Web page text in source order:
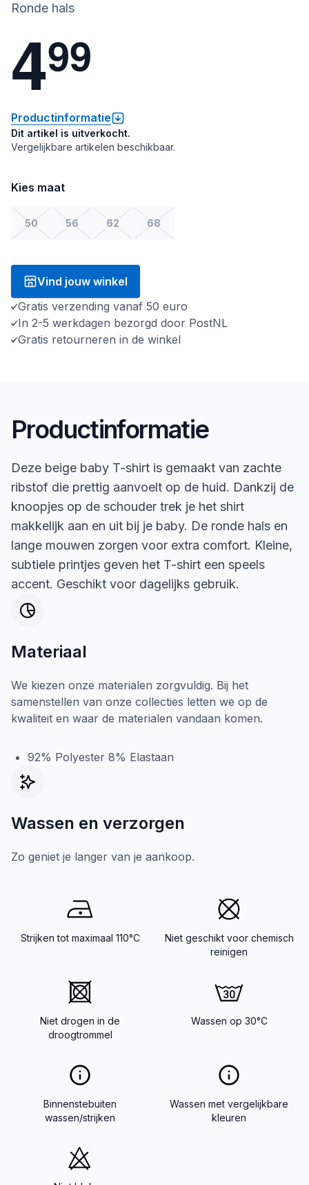
Ronde hals
499
Productinformatie
Dit artikel is uitverkocht.
Vergelijkbare artikelen beschikbaar.
Kies maat
50 56 62 68
Vind jouw winkel
Gratis verzending vanaf 50 euro
In 2-5 werkdagen bezorgd door PostNL
Gratis retourneren in de winkel
Productinformatie
Deze beige baby T-shirt is gemaakt van zachte
ribstof die prettig aanvoelt op de huid. Dankzij de
knoopjes op de schouder trek je het shirt
makkelijk aan en uit bij je baby. De ronde hals en
lange mouwen zorgen voor extra comfort. Kleine,
subtiele printjes geven het T-shirt een speels
accent. Geschikt voor dagelijks gebruik.
Materiaal
We kiezen onze materialen zorgvuldig. Bij het
samenstellen van onze collecties letten we op de
kwaliteit en waar de materialen vandaan komen.
92% Polyester 8% Elastaan
Wassen en verzorgen
Zo geniet je langer van je aankoop.
Strijken tot maximaal 110°C
Niet geschikt voor chemisch
reinigen
Niet drogen in de
droogtrommel
Wassen op 30°C
Binnenstebuiten
wassen/strijken
Wassen met vergelijkbare
kleuren